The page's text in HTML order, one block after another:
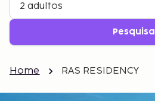
2 adultos
Pesquisa
Home RAS RESIDENCY